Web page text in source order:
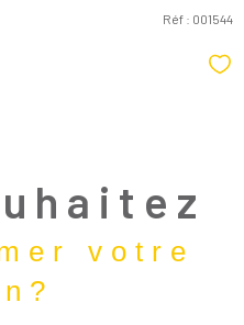
Réf : 001544
votre